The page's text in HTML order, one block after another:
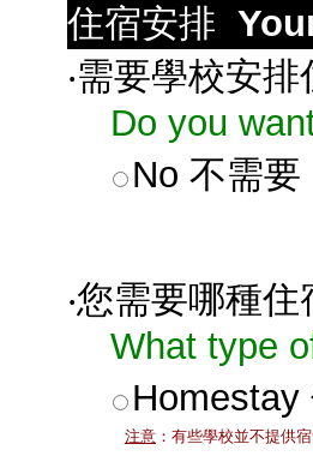
住宿安排
‧需要學校安排
Do you want
No 不需
‧您需要哪種住
What type
注意 ：有些學校並不提供